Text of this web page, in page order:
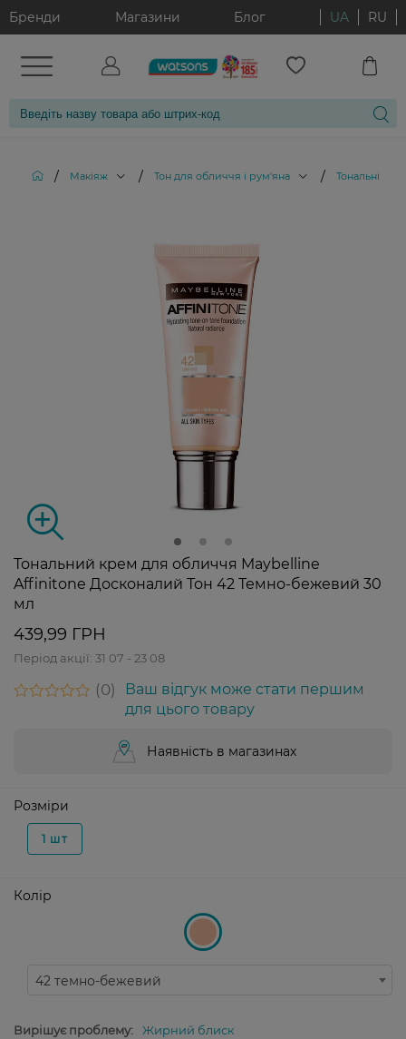
Бренди Магазини Блог UA RU
/ Макіяж / Тон для обличчя і рум'яна / Тональні
Тональний крем для обличчя Maybelline
Affinitone Досконалий Тон 42 Темно-бежевий 30
мл
439,99 ГРН
Період акції: 31 07 - 23 08
0
Ваш відгук може стати першим
для цього товару
Наявність в магазинах
Розміри
1 шт
Колір
42 темно-бежевий
Вирішує проблему:
Жирний блиск